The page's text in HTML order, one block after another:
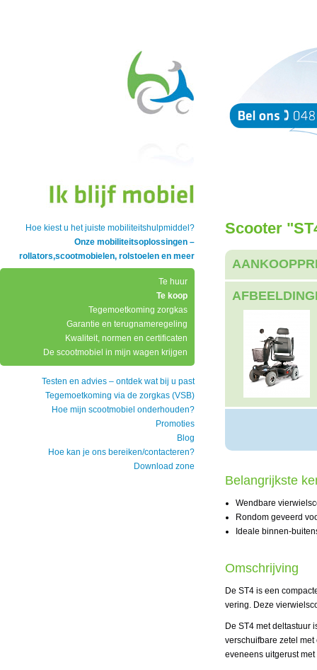
Hoe kiest u het juiste mobiliteitshulpmiddel?
Onze mobiliteitsoplossingen –
rollators,scootmobielen, rolstoelen en meer
Te huur
Te koop
Tegemoetkoming zorgkas
Garantie en terugnameregeling
Kwaliteit, normen en certificaten
De scootmobiel in mijn wagen krijgen
Testen en advies – ontdek wat bij u past
Tegemoetkoming via de zorgkas (VSB)
Hoe mijn scootmobiel onderhouden?
Promoties
Blog
Hoe kan je ons bereiken/contacteren?
Download zone
Scooter
Belangrijkste
Wendbare
Rondom geveerd
Ideale binnen-
Omschrijving
De ST4 is een
vering. Deze
De ST4 met deltastuur
verschuifbare zetel
eveneens uitgerust